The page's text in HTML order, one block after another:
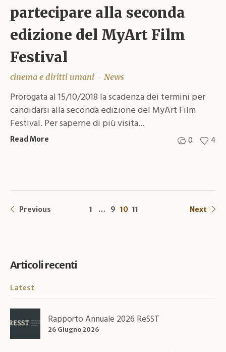
partecipare alla seconda
edizione del MyArt Film
Festival
cinema e diritti umani News
Prorogata al 15/10/2018 la scadenza dei termini per
candidarsi alla seconda edizione del MyArt Film
Festival. Per saperne di più visita...
0 4
Read More
Previous 1 … 9 10 11 Next
Articoli recenti
Latest
Rapporto Annuale 2026 ReSST
26 Giugno 2026